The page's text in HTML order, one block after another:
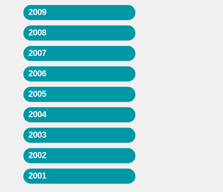
2009
2008
2007
2006
2005
2004
2003
2002
2001